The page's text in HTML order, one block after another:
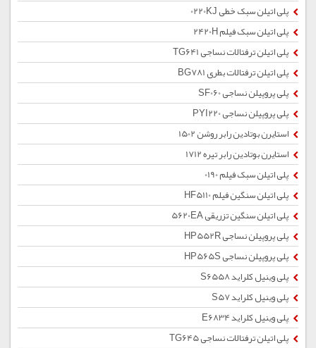
پلی اتیلن سبک خطی 0220KJ
پلی اتیلن سبک فیلم 2420H
پلی اتیلن ترفتالات نساجی TG641
پلی اتیلن ترفتالات بطری BG781
پلی پروپیلن نساجی SF060
پلی پروپیلن نساجی PYI220
استایرن بوتادین رابر روشن 1502
استایرن بوتادین رابر تیره 1712
پلی اتیلن سبک فیلم 0190
پلی اتیلن سنگین فیلم HF5110
پلی اتیلن سنگین تزریقی 5620EA
پلی پروپیلن نساجی HP552R
پلی پروپیلن نساجی HP565S
پلی وینیل کلراید S6558
پلی وینیل کلراید S57
پلی وینیل کلراید E6834
پلی اتیلن ترفتالات نساجی TG645